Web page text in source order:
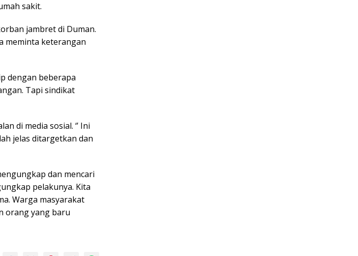
sakit.
jambret di Duman.
meminta keterangan
dengan beberapa
Tapi sindikat
di media sosial. ‘’ Ini
jelas ditargetkan dan
dan mencari
pelakunya. Kita
Warga masyarakat
orang yang baru